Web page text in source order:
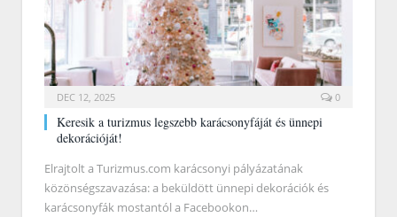
DEC 12, 2025 0
Keresik a turizmus legszebb karácsonyfáját és ünnepi
dekorációját!
Elrajtolt a Turizmus.com karácsonyi pályázatának
közönségszavazása: a beküldött ünnepi dekorációk és
karácsonyfák mostantól a Facebookon…